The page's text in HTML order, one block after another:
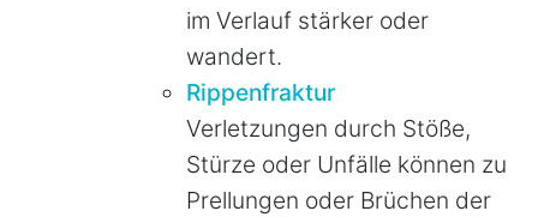
im Verlauf stärker oder
wandert.
Rippenfraktur
Verletzungen durch Stöße,
Stürze oder Unfälle können zu
Prellungen oder Brüchen der